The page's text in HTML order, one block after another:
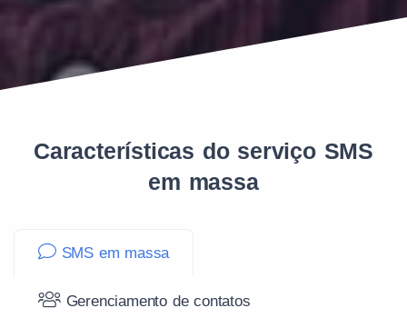
Características do serviço SMS
em massa
SMS em massa
Gerenciamento de contatos